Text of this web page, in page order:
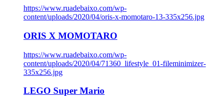
https://www.ruadebaixo.com/wp-
content/uploads/2020/04/oris-x-momotaro-13-335x256.jpg
ORIS X MOMOTARO
https://www.ruadebaixo.com/wp-
content/uploads/2020/04/71360_lifestyle_01-fileminimizer-
335x256.jpg
LEGO Super Mario